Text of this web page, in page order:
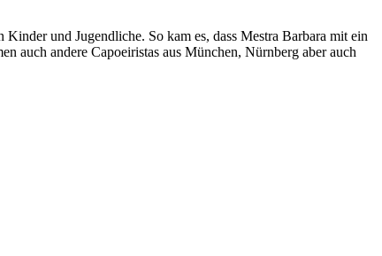
und Jugendliche. So kam es, dass Mestra Barbara mit ein
auch andere Capoeiristas aus München, Nürnberg aber auch